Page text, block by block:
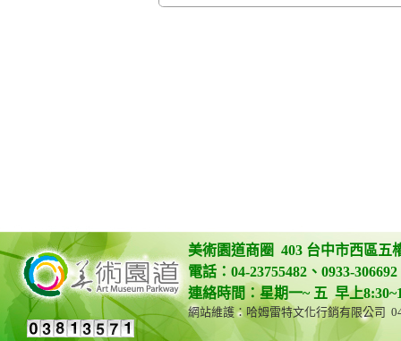
美術園道商圈 403 台中市西區五
電話：04-23755482、0933-
連絡時間：星期一~ 五 早上
網站維護：哈姆雷特文化行銷有限公司